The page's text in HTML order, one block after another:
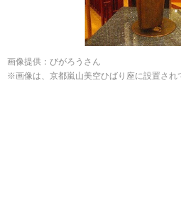
画像提供：びがろうさん
※画像は、京都嵐山美空ひばり座に設置され